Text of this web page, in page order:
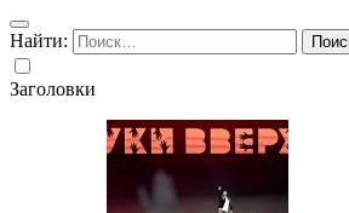
Найти:
Заголовки